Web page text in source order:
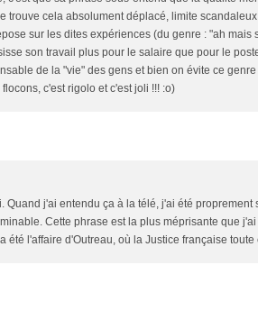
trouve cela absolument déplacé, limite
sur les dites expériences (du genre : "ah mais
son travail plus pour le salaire que pour le
de la "vie" des gens et bien on évite ce
c'est rigolo et c'est joli !!! :o)
Quand j'ai entendu ça à la télé, j'ai été
Cette phrase est la plus méprisante que
été l'affaire d'Outreau, où la Justice française toute